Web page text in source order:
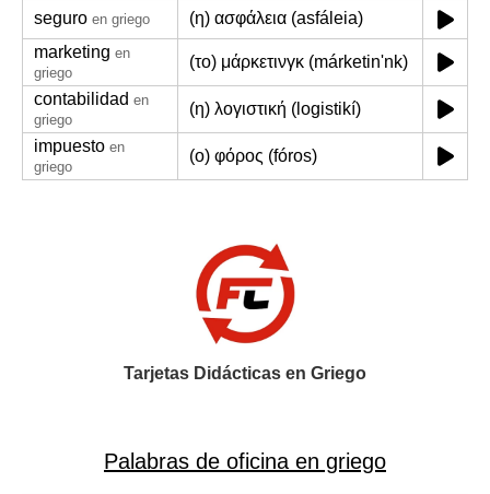
seguro en griego
(η) ασφάλεια (asfáleia)
marketing en
griego
(το) μάρκετινγκ (márketin'nk)
contabilidad en
griego
(η) λογιστική (logistikí)
impuesto en
griego
(ο) φόρος (fóros)
Tarjetas Didácticas en Griego
Palabras de oficina en griego